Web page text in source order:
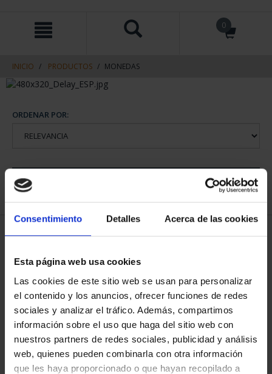
Consentimiento Detalles Acerca de las cookies
Esta página web usa cookies
Las cookies de este sitio web se usan para personalizar
el contenido y los anuncios, ofrecer funciones de redes
sociales y analizar el tráfico. Además, compartimos
información sobre el uso que haga del sitio web con
nuestros partners de redes sociales, publicidad y análisis
web, quienes pueden combinarla con otra información
que les haya proporcionado o que hayan recopilado a
contenido
navegacin
0
INICIO PRODUCTOS MONEDAS
ORDENAR POR:
1 Productos encontrados